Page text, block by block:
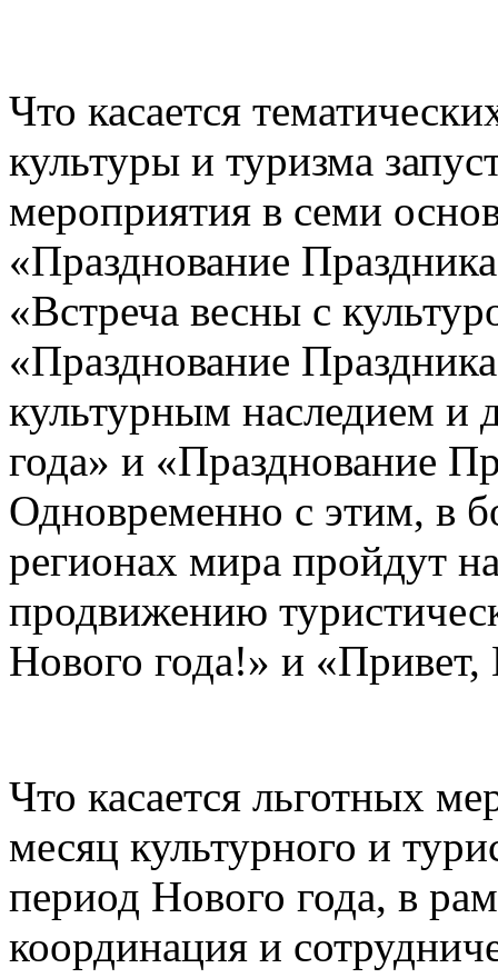
Что касается
культуры и туризма
мероприятия в семи
«Празднование
«Встреча весны с
«Празднование
культурным наследием и
года» и «Празднование
Одновременно с этим, в
регионах мира пройдут
продвижению
Нового года!» и
Что касается льготных
месяц культурного и
период Нового года, в
координация и